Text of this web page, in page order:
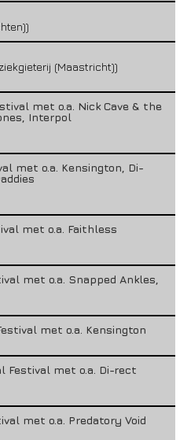
(Maastricht))
met o.a. Nick Cave & the
Interpol
met o.a. Kensington, Di-
met o.a. Faithless
met o.a. Snapped Ankles,
met o.a. Kensington
Festival met o.a. Di-rect
met o.a. Predatory Void